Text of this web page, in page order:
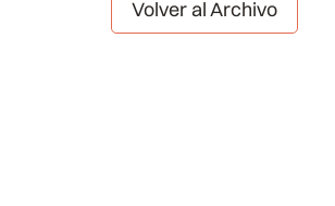
Volver al Archivo